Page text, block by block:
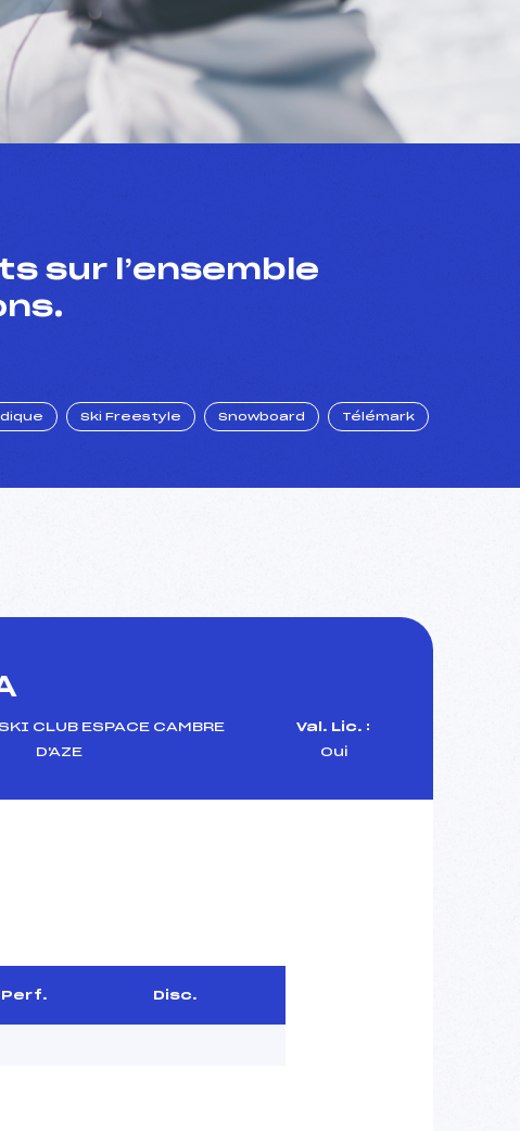
sur l’ensemble
Ski Freestyle Snowboard Télémark
CLUB ESPACE CAMBRE
D'AZE
Val. Lic. :
Oui
Perf. Disc.